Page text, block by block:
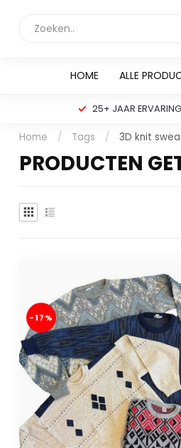
HOME ALLE
25+ JAAR ERVARING
Home / Tags / 3D knit
PRODUCTEN
-17%